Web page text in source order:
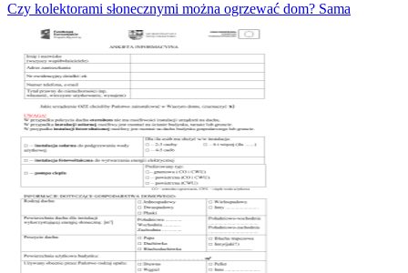
Czy kolektorami słonecznymi można ogrzewać dom? Sama